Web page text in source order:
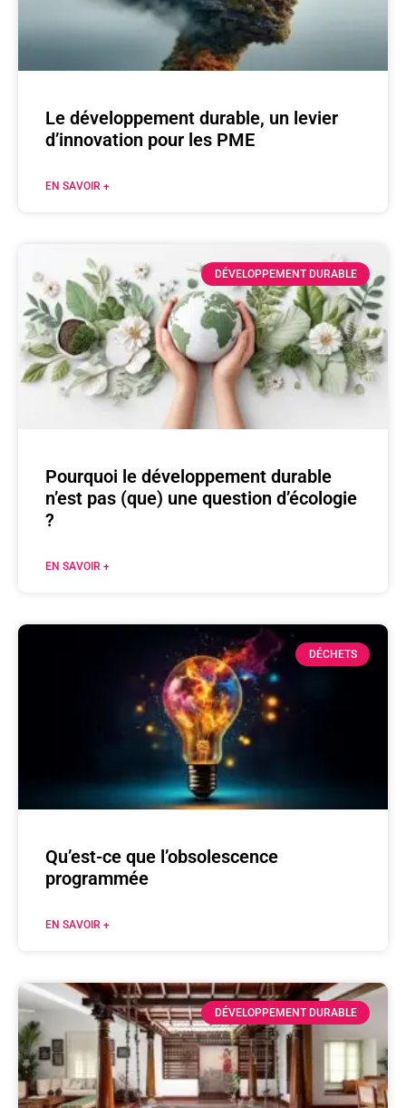
Le développement durable, un levier
d’innovation pour les PME
EN SAVOIR +
DÉVELOPPEMENT DURABLE
Pourquoi le développement durable
n’est pas (que) une question d’écologie
?
EN SAVOIR +
DÉCHETS
Qu’est-ce que l’obsolescence
programmée
EN SAVOIR +
DÉVELOPPEMENT DURABLE